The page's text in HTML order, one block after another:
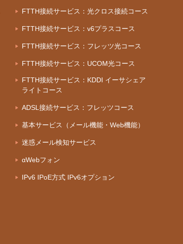
FTTH接続サービス：光クロス接続コース
FTTH接続サービス：v6プラスコース
FTTH接続サービス：フレッツ光コース
FTTH接続サービス：UCOM光コース
FTTH接続サービス：KDDI イーサシェア
ライトコース
ADSL接続サービス：フレッツコース
基本サービス（メール機能・Web機能）
迷惑メール検知サービス
αWebフォン
IPv6 IPoE方式 IPv6オプション